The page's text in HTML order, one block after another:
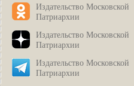
Издательство Московской
Патриархии
Издательство Московской
Патриархии
Издательство Московской
Патриархии